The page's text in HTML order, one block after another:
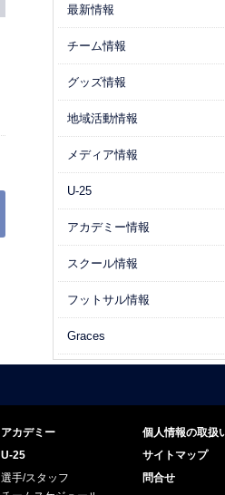
最新情報
チーム情報
グッズ情報
地域活動情報
メディア情報
U-25
アカデミー情報
スクール情報
フットサル情報
Graces
アカデミー
U-25
選手/スタッフ
個人情報の取扱
サイトマップ
問合せ